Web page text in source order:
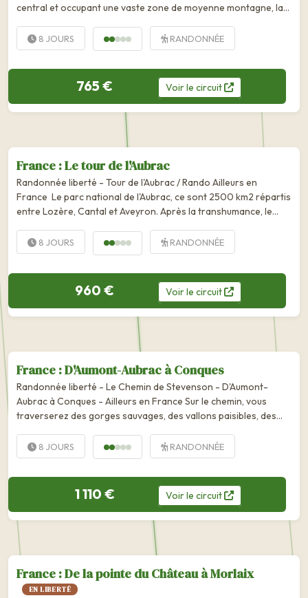
central et occupant une vaste zone de moyenne montagne, la
des... 8 JOURS RANDONNÉE
765 € Voirle circuit
France : Le tour de l'Aubrac
Randonnée liberté - Tour de l'Aubrac / Rando Ailleurs en
France Le parc national de l'Aubrac, ce sont 2500 km2 répartis
entre Lozère, Cantal et Aveyron. Après la transhumance, le
8 JOURS RANDONNÉE
960 € Voirle circuit
France : D'Aumont-Aubrac à Conques
Randonnée liberté - Le Chemin de Stevenson - D'Aumont-
Aubrac à Conques - Ailleurs en France Sur le chemin, vous
traverserez des gorges sauvages, des vallons paisibles, des
vieux...8 JOURS RANDONNÉE
1 110 € Voirle circuit
France : De la pointe du Château à Morlaix
EN LIBERTÉ